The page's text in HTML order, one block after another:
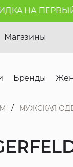
НА ПЕРВЫЙ
Магазины
Бренды
МУЖСКАЯ